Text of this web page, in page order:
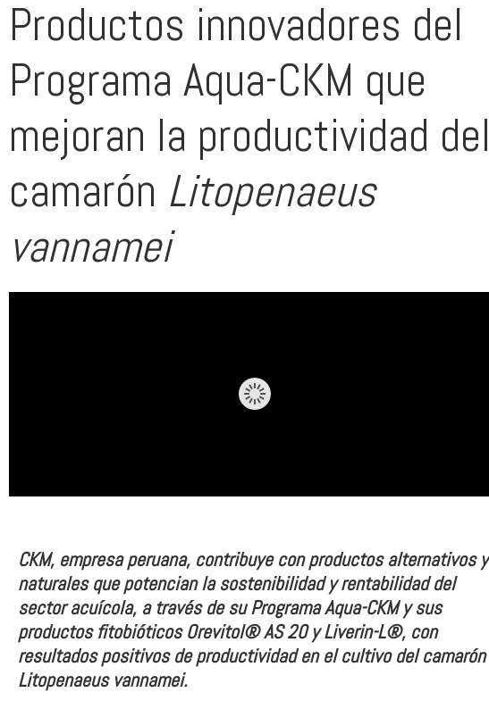
Productos innovadores del
Programa Aqua-CKM que
mejoran la productividad del
camarón Litopenaeus
vannamei
CKM, empresa peruana, contribuye con productos alternativos y
naturales que potencian la sostenibilidad y rentabilidad del
sector acuícola, a través de su Programa Aqua-CKM y sus
productos fitobióticos Orevitol® AS 20 y Liverin-L®, con
resultados positivos de productividad en el cultivo del camarón
Litopenaeus vannamei.